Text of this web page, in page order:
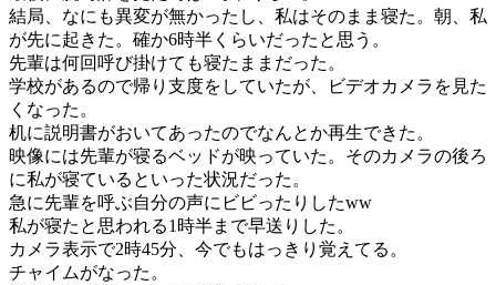
結局、なにも異変が無かったし、私はそのまま寝た。朝、私
が先に起きた。確か6時半くらいだったと思う。
先輩は何回呼び掛けても寝たままだった。
学校があるので帰り支度をしていたが、ビデオカメラを見た
くなった。
机に説明書がおいてあったのでなんとか再生できた。
映像には先輩が寝るベッドが映っていた。そのカメラの後ろ
に私が寝ているといった状況だった。
急に先輩を呼ぶ自分の声にビビったりしたww
私が寝たと思われる1時半まで早送りした。
カメラ表示で2時45分、今でもはっきり覚えてる。
チャイムがなった。